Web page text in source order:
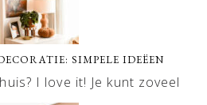
SIMPELE IDEËEN
I love it! Je kunt zoveel